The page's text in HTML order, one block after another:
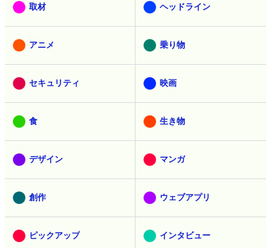
取材 ヘッドライン
アニメ 乗り物
セキュリティ 映画
食 生き物
デザイン マンガ
創作 ウェブアプリ
ピックアップ インタビュー